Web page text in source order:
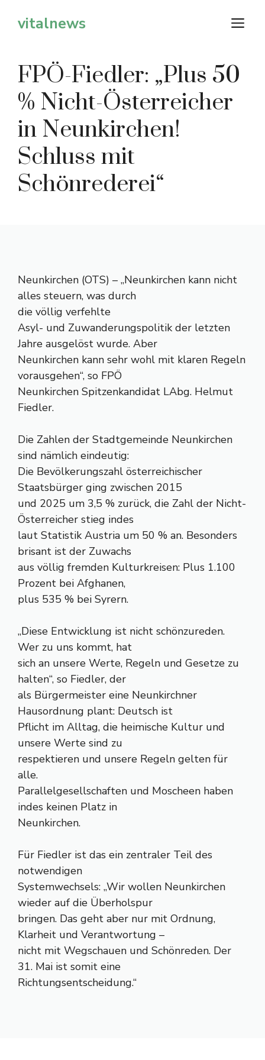
Inhaltvitalnews
FPÖ-Fiedler: „Plus 50
% Nicht-Österreicher
in Neunkirchen!
Schluss mit
Schönrederei“
Neunkirchen (OTS) – „Neunkirchen kann nicht
alles steuern, was durch
die völlig verfehlte
Asyl- und Zuwanderungspolitik der letzten
Jahre ausgelöst wurde. Aber
Neunkirchen kann sehr wohl mit klaren Regeln
vorausgehen“, so FPÖ
Neunkirchen Spitzenkandidat LAbg. Helmut
Fiedler.
Die Zahlen der Stadtgemeinde Neunkirchen
sind nämlich eindeutig:
Die Bevölkerungszahl österreichischer
Staatsbürger ging zwischen 2015
und 2025 um 3,5 % zurück, die Zahl der Nicht-
Österreicher stieg indes
laut Statistik Austria um 50 % an. Besonders
brisant ist der Zuwachs
aus völlig fremden Kulturkreisen: Plus 1.100
Prozent bei Afghanen,
plus 535 % bei Syrern.
„Diese Entwicklung ist nicht schönzureden.
Wer zu uns kommt, hat
sich an unsere Werte, Regeln und Gesetze zu
halten“, so Fiedler, der
als Bürgermeister eine Neunkirchner
Hausordnung plant: Deutsch ist
Pflicht im Alltag, die heimische Kultur und
unsere Werte sind zu
respektieren und unsere Regeln gelten für
alle.
Parallelgesellschaften und Moscheen haben
indes keinen Platz in
Neunkirchen.
Für Fiedler ist das ein zentraler Teil des
notwendigen
Systemwechsels: „Wir wollen Neunkirchen
wieder auf die Überholspur
bringen. Das geht aber nur mit Ordnung,
Klarheit und Verantwortung –
nicht mit Wegschauen und Schönreden. Der
31. Mai ist somit eine
Richtungsentscheidung.“